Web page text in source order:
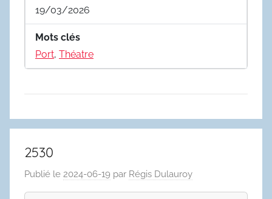
19/03/2026
Mots clés
Port, Théatre
2530
Publié le 2024-06-19 par Régis Dulauroy